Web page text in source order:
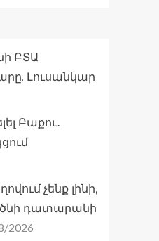
ԲՏԱ
Լուսանկար
Բաքու․
չենք լինի,
դատարանի
2026